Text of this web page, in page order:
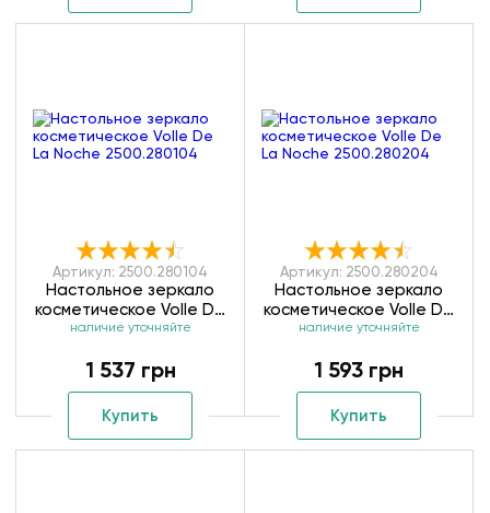
Артикул: 2500.280104
Настольное зеркало
косметическое Volle De
La Noche 2500.280104
наличие уточняйте
1 537 грн
Купить
Артикул: 2500.280204
Настольное зеркало
косметическое Volle De
La Noche 2500.280204
наличие уточняйте
1 593 грн
Купить